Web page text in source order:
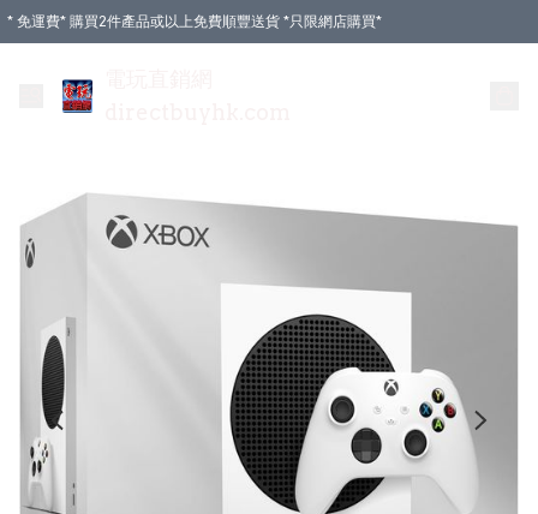
* 免運費* 購買2件產品或以上免費順豐送貨 *只限網店購買*